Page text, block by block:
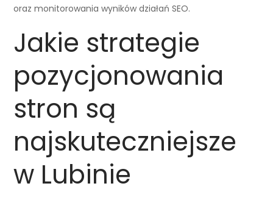
oraz monitorowania wyników działań SEO.
Jakie strategie
pozycjonowania
stron są
najskuteczniejsze
w Lubinie